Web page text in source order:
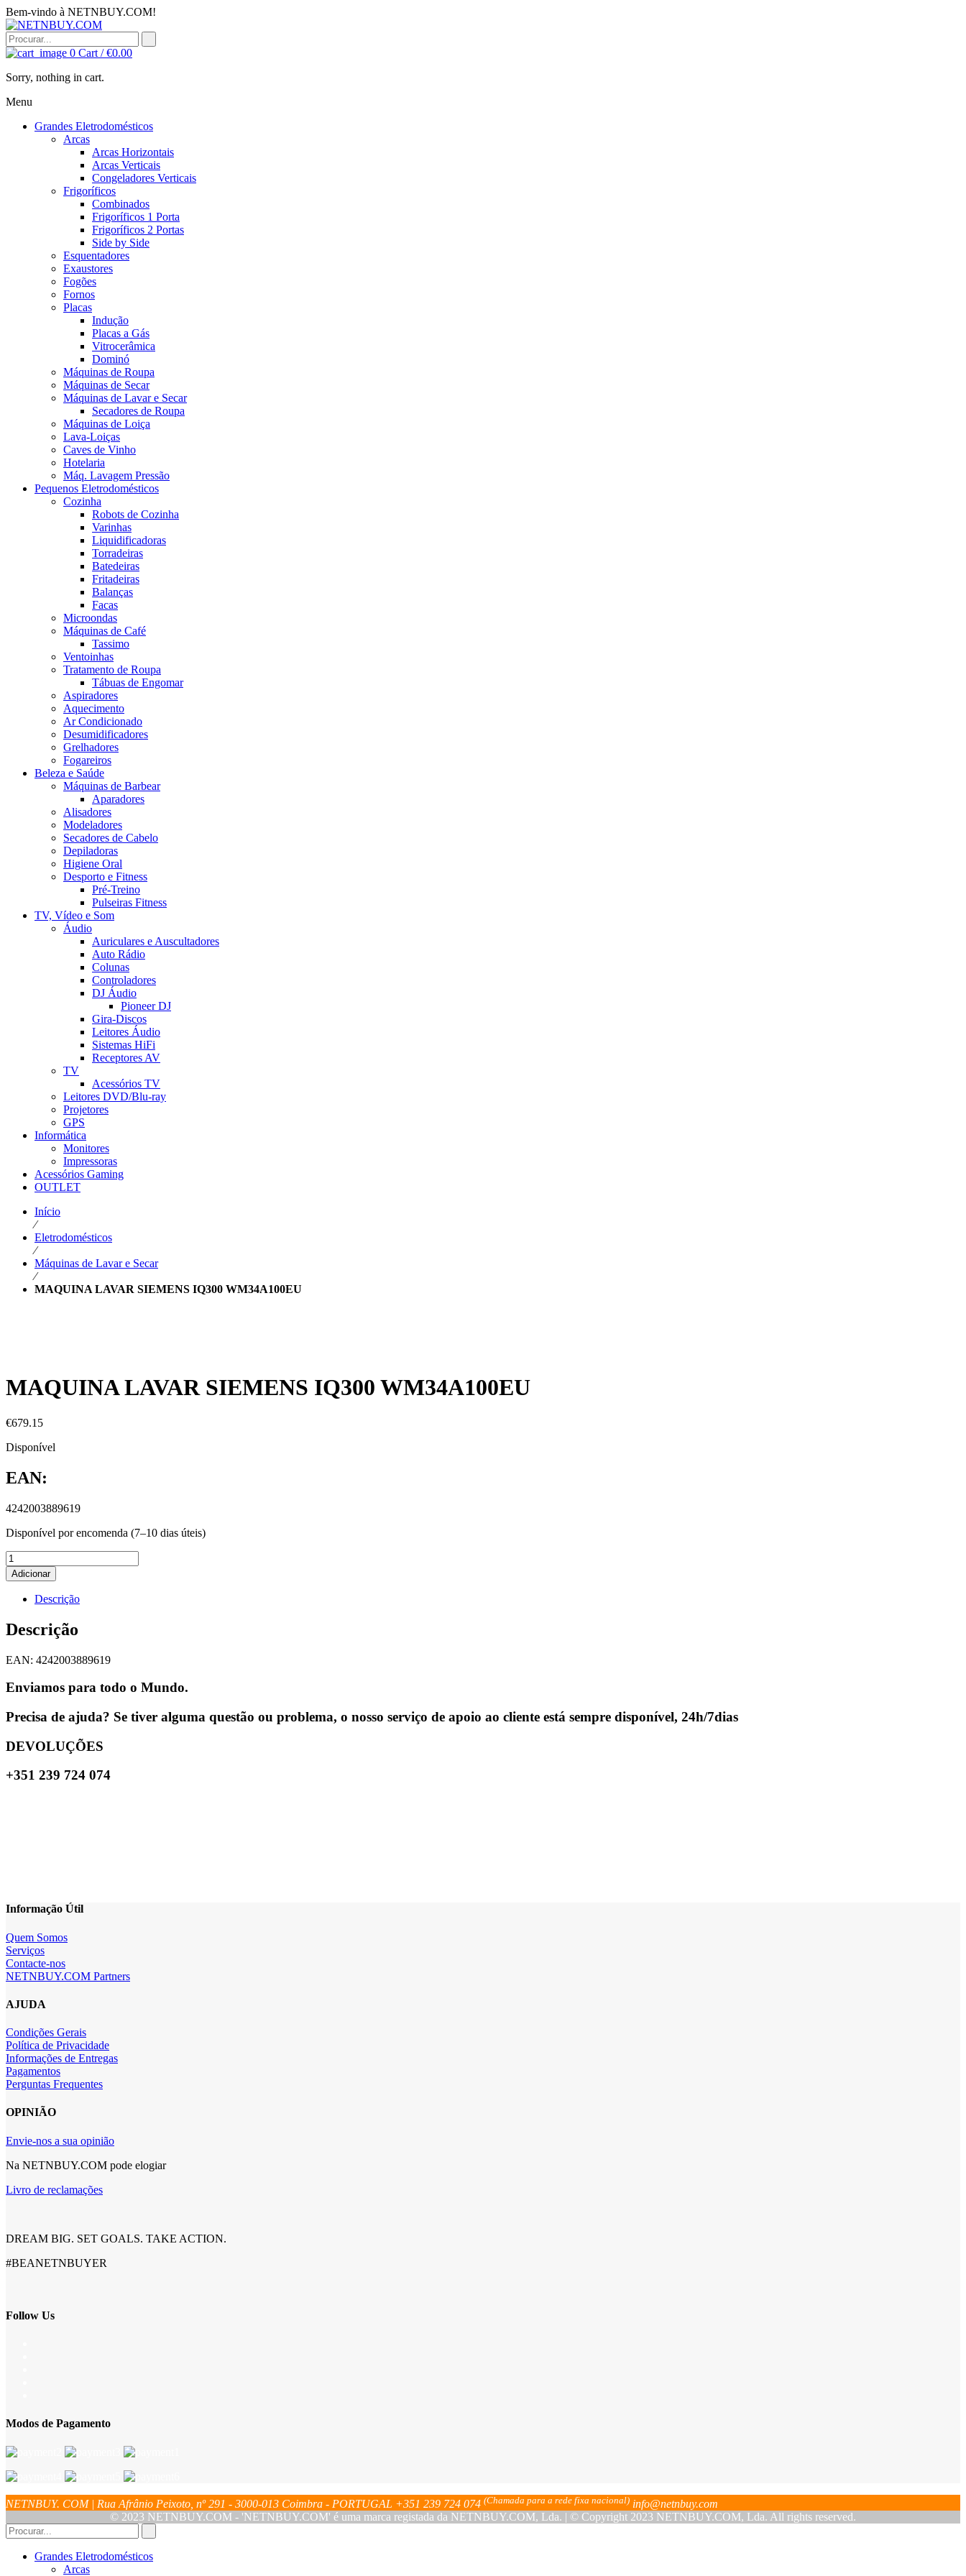
Bem-vindo à NETNBUY.COM!
0 Cart /€0.00
Sorry, nothing in cart.
Menu
Grandes Eletrodomésticos
Arcas
Arcas Horizontais
Arcas Verticais
Congeladores Verticais
Frigoríficos
Combinados
Frigoríficos 1 Porta
Frigoríficos 2 Portas
Side by Side
Esquentadores
Exaustores
Fogões
Fornos
Placas
Indução
Placas a Gás
Vitrocerâmica
Dominó
Máquinas de Roupa
Máquinas de Secar
Máquinas de Lavar e Secar
Secadores de Roupa
Máquinas de Loiça
Lava-Loiças
Caves de Vinho
Hotelaria
Máq. Lavagem Pressão
Pequenos Eletrodomésticos
Cozinha
Robots de Cozinha
Varinhas
Liquidificadoras
Torradeiras
Batedeiras
Fritadeiras
Balanças
Facas
Microondas
Máquinas de Café
Tassimo
Ventoinhas
Tratamento de Roupa
Tábuas de Engomar
Aspiradores
Aquecimento
Ar Condicionado
Desumidificadores
Grelhadores
Fogareiros
Beleza e Saúde
Máquinas de Barbear
Aparadores
Alisadores
Modeladores
Secadores de Cabelo
Depiladoras
Higiene Oral
Desporto e Fitness
Pré-Treino
Pulseiras Fitness
TV, Vídeo e Som
Áudio
Auriculares e Auscultadores
Auto Rádio
Colunas
Controladores
DJ Áudio
Pioneer DJ
Gira-Discos
Leitores Áudio
Sistemas HiFi
Receptores AV
TV
Acessórios TV
Leitores DVD/Blu-ray
Projetores
GPS
Informática
Monitores
Impressoras
Acessórios Gaming
OUTLET
Início
⁄
Eletrodomésticos
⁄
Máquinas de Lavar e Secar
⁄
MAQUINA LAVAR SIEMENS IQ300 WM34A100EU
MAQUINA LAVAR SIEMENS IQ300 WM34A100EU
€679.15
Disponível
EAN:
4242003889619
Disponível por encomenda (7–10 dias úteis)
Adicionar
Descrição
Descrição
EAN: 4242003889619
Enviamos para todo o Mundo.
Precisa de ajuda? Se tiver alguma questão ou problema, o nosso serviço de apoio ao cliente está sempre disponível, 24h/7dias
DEVOLUÇÕES
+351 239 724 074
Informação Útil
Quem Somos
Serviços
Contacte-nos
NETNBUY.COM Partners
AJUDA
Condições Gerais
Política de Privacidade
Informações de Entregas
Pagamentos
Perguntas Frequentes
OPINIÃO
Envie-nos a sua opinião
Na NETNBUY.COM pode elogiar
Livro de reclamações
DREAM BIG. SET GOALS. TAKE ACTION.
#BEANETNBUYER
Follow Us
Modos de Pagamento
NETNBUY. COM | Rua Afrânio Peixoto, nº 291 - 3000-013 Coimbra - PORTUGAL +351 239 724 074 (Chamada para a rede fixa nacional) info@netnbuy.com
© 2023 NETNBUY.COM - 'NETNBUY.COM' é uma marca registada da NETNBUY.COM, Lda. | © Copyright 2023 NETNBUY.COM, Lda. All rights reserved.
Grandes Eletrodomésticos
Arcas